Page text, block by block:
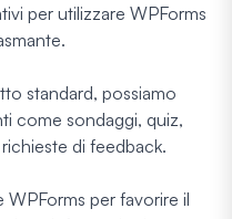
per utilizzare WPForms
standard, possiamo
come sondaggi, quiz,
di feedback.
per favorire il